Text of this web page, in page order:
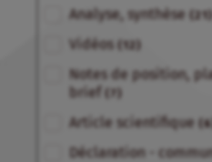
Analyse, synthèse (21)
Vidéos
Notes de position,
brief (7)
Article scientifique (6)
Déclaration -